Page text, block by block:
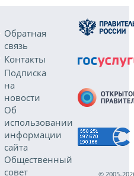
Обратная
связь
Контакты
Подписка
на
новости
Об
использовании
информации
сайта
Общественный
совет
© 2005-